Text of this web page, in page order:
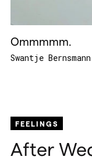
Ommmmm.
Swantje Bernsmann
FEELINGS
After